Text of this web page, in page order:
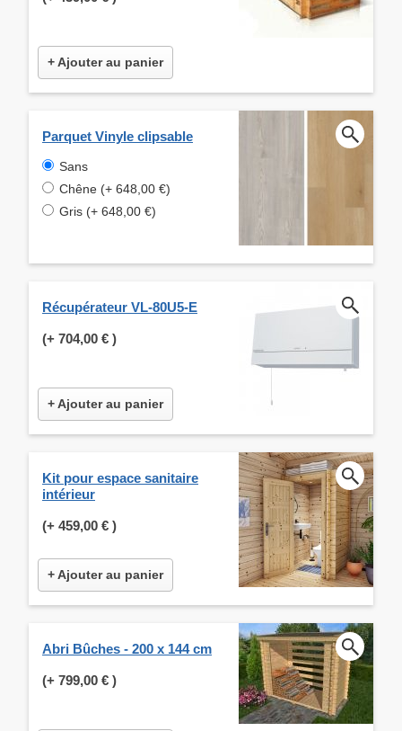
+ Ajouter au panier
Parquet Vinyle clipsable
Sans
Chêne (+ 648,00 €)
Gris (+ 648,00 €)
Récupérateur VL-80U5-E
(+ 704,00 € )
+ Ajouter au panier
Kit pour espace sanitaire
intérieur
(+ 459,00 € )
+ Ajouter au panier
Abri Bûches - 200 x 144 cm
(+ 799,00 € )